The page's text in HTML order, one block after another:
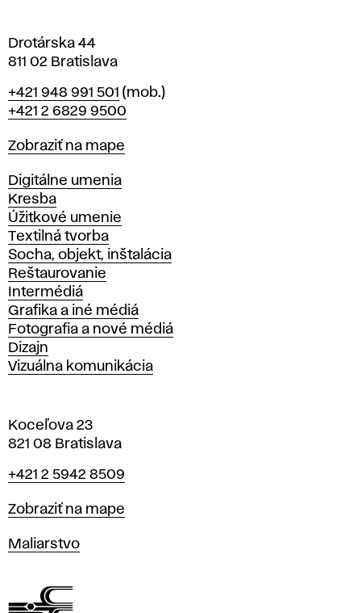
Drotárska 44
811 02 Bratislava
Telefón
+421 948 991 501 (mob.)
+421 2 6829 9500
Mapa
Zobraziť na mape
Katedry
Digitálne umenia
Kresba
Úžitkové umenie
Textilná tvorba
Socha, objekt, inštalácia
Reštaurovanie
Intermédiá
Grafika a iné médiá
Fotografia a nové médiá
Dizajn
Vizuálna komunikácia
Koceľova 23
821 08 Bratislava
Telefón
+421 2 5942 8509
Mapa
Zobraziť na mape
Katedry
Maliarstvo